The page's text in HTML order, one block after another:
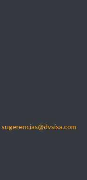
sugerencias@dvsisa.com